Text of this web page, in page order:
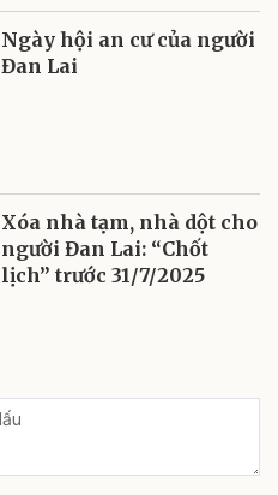
Ngày hội an cư của người
Đan Lai
Xóa nhà tạm, nhà dột cho
người Đan Lai: “Chốt
lịch” trước 31/7/2025